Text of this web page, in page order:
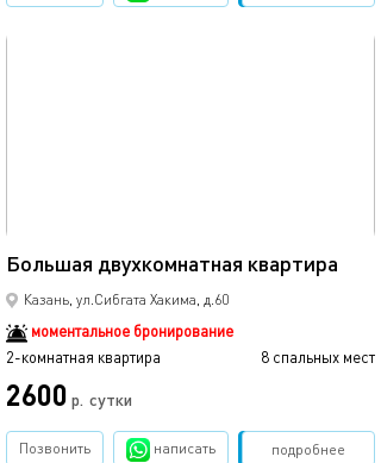
Большая двухкомнатная квартира
Казань, ул.Сибгата Хакима, д.60
моментальное бронирование
2-комнатная квартира
8 спальных мест
2600 р. сутки
подробнее
Позвонить написать Забронировать